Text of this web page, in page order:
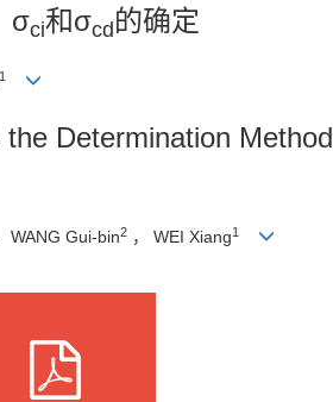
σci和σcd的确定
1
Determination
WANG Gui-bin2 ， WEI Xiang1